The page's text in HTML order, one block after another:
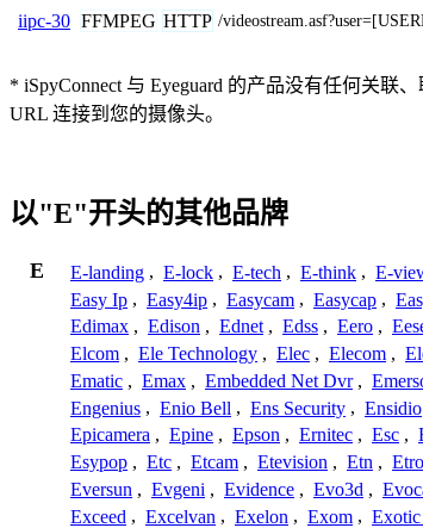
iipc-30 FFMPEG HTTP /
* iSpyConnect 与 Eyeguard 的产品没有任何关
URL 连接到您的摄像头。
以"E"开头的其他品牌
E E-landing , E-lock , E-tech , E-think , E-
Easy Ip , Easy4ip , Easycam , Easycap ,
Edimax , Edison , Ednet , Edss , Eero ,
Elcom , Ele Technology , Elec , Elecom ,
Ematic , Emax , Embedded Net Dvr ,
Engenius , Enio Bell , Ens Security , Ensidio
Epicamera , Epine , Epson , Ernitec , Esc ,
Esypop , Etc , Etcam , Etevision , Etn ,
Eversun , Evgeni , Evidence , Evo3d ,
Exceed , Excelvan , Exelon , Exom ,